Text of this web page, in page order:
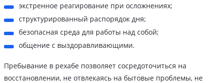
экстренное реагирование при осложнениях;
структурированный распорядок дня;
безопасная среда для работы над собой;
общение с выздоравливающими.
Пребывание в рехабе позволяет сосредоточиться на
восстановлении, не отвлекаясь на бытовые проблемы, не